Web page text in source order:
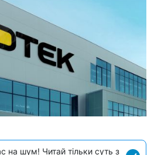
на шум! Читай тільки суть з